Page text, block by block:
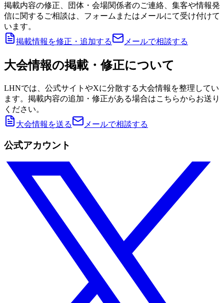
掲載内容の修正、団体・会場関係者のご連絡、集客や情報発
信に関するご相談は、フォームまたはメールにて受け付けて
います。
掲載情報を修正・追加する
メールで相談する
大会情報の掲載・修正について
LHNでは、公式サイトやXに分散する大会情報を整理してい
ます。掲載内容の追加・修正がある場合はこちらからお送り
ください。
大会情報を送る
メールで相談する
公式アカウント